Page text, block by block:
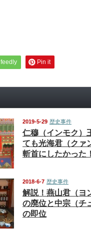
feedly Pin it
2019-5-29 歴史事件
仁穆（インモク）
ても光海君（クァ
斬首にしたかった！
2018-6-7 歴史事件
解説！燕山君（ヨ
の廃位と中宗（チ
の即位